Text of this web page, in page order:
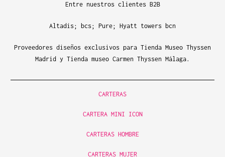
Entre nuestros clientes B2B
Altadis; bcs; Pure; Hyatt towers bcn
Proveedores diseños exclusivos para Tienda Museo Thyssen
Madrid y Tienda museo Carmen Thyssen Málaga.
CARTERAS
CARTERA MINI ICON
CARTERAS HOMBRE
CARTERAS MUJER